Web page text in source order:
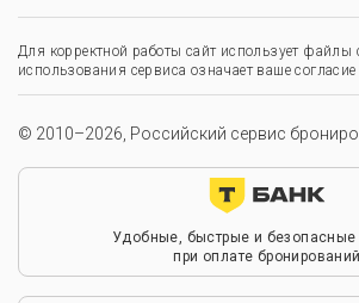
Для корректной работы сайт использует файлы
использования сервиса означает ваше
© 2010–2026, Российский сервис
Удобные, быстрые и безопасные
при оплате бронирований